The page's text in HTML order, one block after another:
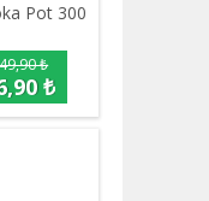
Pot 300
₺
₺